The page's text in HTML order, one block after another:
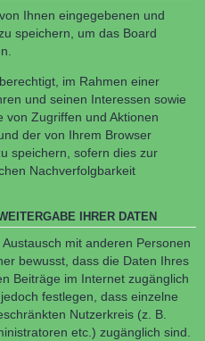
Ihnen eingegebenen und
speichern, um das Board
im Rahmen einer
und seinen Interessen sowie
von Zugriffen und Aktionen
der von Ihrem Browser
speichern, sofern dies zur
Nachverfolgbarkeit
IHRER DATEN
mit anderen Personen
bewusst, dass die Daten Ihres
Beiträge im Internet zugänglich
festlegen, dass einzelne
Nutzerkreis (z. B.
etc.) zugänglich sind.